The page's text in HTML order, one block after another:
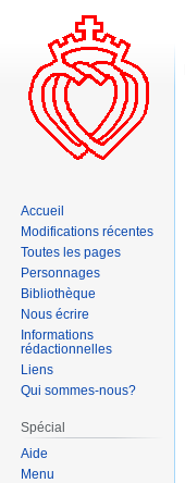
Accueil
Modifications récentes
Toutes les pages
Personnages
Bibliothèque
Nous écrire
Informations
rédactionnelles
Liens
Qui sommes-nous?
Spécial
Aide
Menu